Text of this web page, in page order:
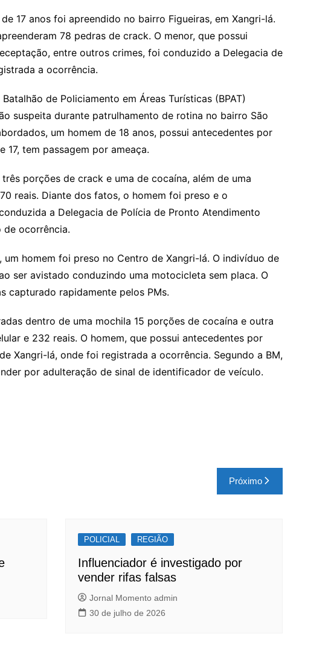
17 anos foi apreendido no bairro Figueiras, em Xangri-lá.
78 pedras de crack. O menor, que possui
entre outros crimes, foi conduzido a Delegacia de
a ocorrência.
de Policiamento em Áreas Turísticas (BPAT)
suspeita durante patrulhamento de rotina no bairro São
um homem de 18 anos, possui antecedentes por
tem passagem por ameaça.
porções de crack e uma de cocaína, além de uma
reais. Diante dos fatos, o homem foi preso e o
a Delegacia de Polícia de Pronto Atendimento
de ocorrência.
homem foi preso no Centro de Xangri-lá. O indivíduo de
ser avistado conduzindo uma motocicleta sem placa. O
capturado rapidamente pelos PMs.
dentro de uma mochila 15 porções de cocaína e outra
e 232 reais. O homem, que possui antecedentes por
Xangri-lá, onde foi registrada a ocorrência. Segundo a BM,
por adulteração de sinal de identificador de veículo.
Próximo
POLICIAL REGIÃO
Influenciador é investigado por
vender rifas falsas
Jornal Momento admin
30 de julho de 2026